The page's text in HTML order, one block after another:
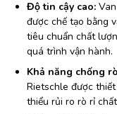
Độ tin cậy cao:
được chế tạo bằng
tiêu chuẩn chất
quá trình vận hành.
Khả năng chống
Rietschle được
thiểu rủi ro rò rỉ